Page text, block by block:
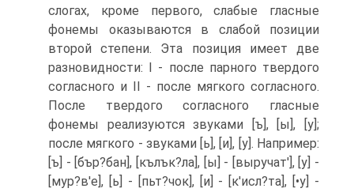
слогах, кроме первого, слабые гласные
фонемы оказываются в слабой позиции
второй степени. Эта позиция имеет две
разновидности: I - после парного твердого
согласного и II - после мягкого согласного.
После твердого согласного гласные
фонемы реализуются звуками [ъ], [ы], [у];
после мягкого - звуками [ь], [и], [у]. Например:
[ъ] - [бър?бан], [кълък?ла], [ы] - [выручат'], [у] -
[мур?в'e], [ь] - [пьт?чок], [и] - [к'исл?та], [•у] -